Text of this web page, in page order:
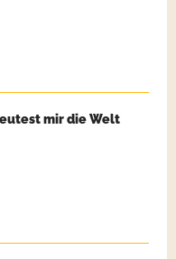
mir die Welt